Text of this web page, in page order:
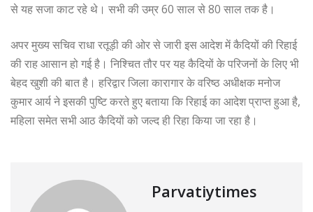
से यह सजा काट रहे थे। सभी की उम्र 60 साल से 80 साल तक है।
अपर मुख्य सचिव राधा रतूड़ी की ओर से जारी इस आदेश में कैदियों की रिहाई
की राह आसान हो गई है। निश्चित तौर पर यह कैदियों के परिजनों के लिए भी
बेहद खुशी की बात है। हरिद्वार जिला कारागार के वरिष्ठ अधीक्षक मनोज
कुमार आर्य ने इसकी पुष्टि करते हुए बताया कि रिहाई का आदेश प्राप्त हुआ है,
महिला समेत सभी आठ कैदियों को जल्द ही रिहा किया जा रहा है।
Parvatiytimes